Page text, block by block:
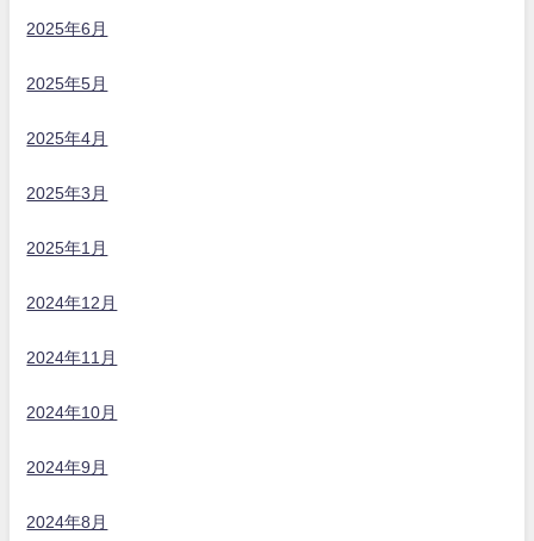
2025年6月
2025年5月
2025年4月
2025年3月
2025年1月
2024年12月
2024年11月
2024年10月
2024年9月
2024年8月